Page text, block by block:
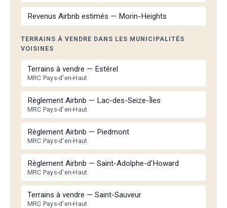
Revenus Airbnb estimés — Morin-Heights
TERRAINS À VENDRE DANS LES MUNICIPALITÉS
VOISINES
Terrains à vendre — Estérel
MRC Pays-d'en-Haut
Règlement Airbnb — Lac-des-Seize-Îles
MRC Pays-d'en-Haut
Règlement Airbnb — Piedmont
MRC Pays-d'en-Haut
Règlement Airbnb — Saint-Adolphe-d'Howard
MRC Pays-d'en-Haut
Terrains à vendre — Saint-Sauveur
MRC Pays-d'en-Haut